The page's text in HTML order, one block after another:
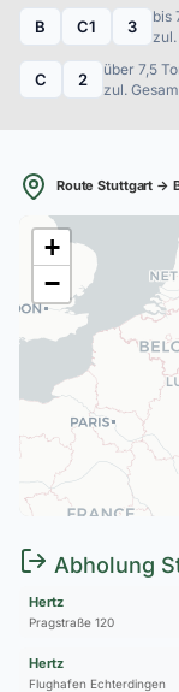
B C1 3
bis
C 2
über 7,5
zul.
Route Stuttgart →
+
−
Abholung
Hertz
Pragstraße 120
Hertz
Flughafen Echterdingen